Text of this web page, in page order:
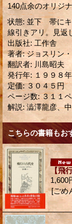
140点余のオリジ
状態: 並下 帯にキ
線引きアリ。見返
出版社: 工作舎
著者: ジョスリン
翻訳者: 川島昭夫
発行年: １９９８
定価: ３０４５円
ページ数: ３１１
解説: 澁澤龍彦、
こちらの書籍もお
【飛
1,600
[ごめ